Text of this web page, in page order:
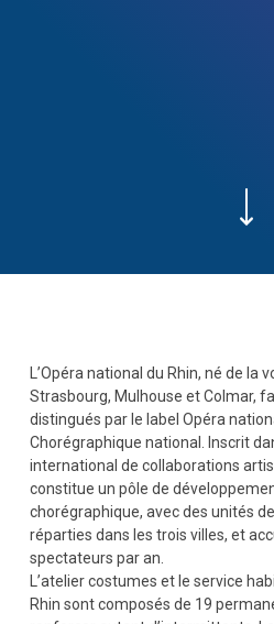
L’Opéra national du Rhin, né de la
Strasbourg, Mulhouse et Colmar,
distingués par le label Opéra
Chorégraphique national. Inscrit
international de collaborations
constitue un pôle de
chorégraphique, avec des unités
réparties dans les trois villes, et
spectateurs par an.
L’atelier costumes et le service
Rhin sont composés de 19